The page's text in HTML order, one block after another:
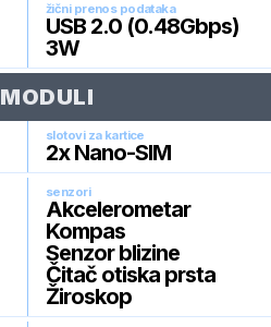
žični prenos podataka
USB 2.0 (0.48Gbps)
3W
MODULI
slotovi za kartice
2x Nano-SIM
senzori
Akcelerometar
Kompas
Senzor blizine
Čitač otiska prsta
Žiroskop